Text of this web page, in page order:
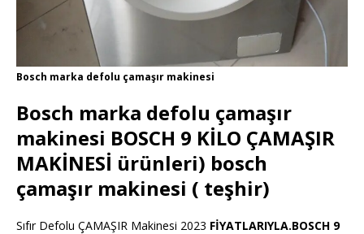
Bosch marka defolu çamaşır makinesi
Bosch marka defolu çamaşır
makinesi BOSCH 9 KİLO ÇAMAŞIR
MAKİNESİ ürünleri) bosch
çamaşır makinesi ( teşhir)
Sıfır Defolu ÇAMAŞIR Makinesi 2023 FİYATLARIYLA.BOSCH 9